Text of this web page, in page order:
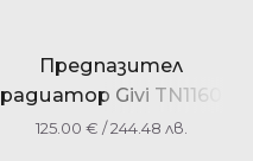
Предпазител
радиатор Givi TN1160
Honda CMX 500
125.00 € / 244.48 лв.